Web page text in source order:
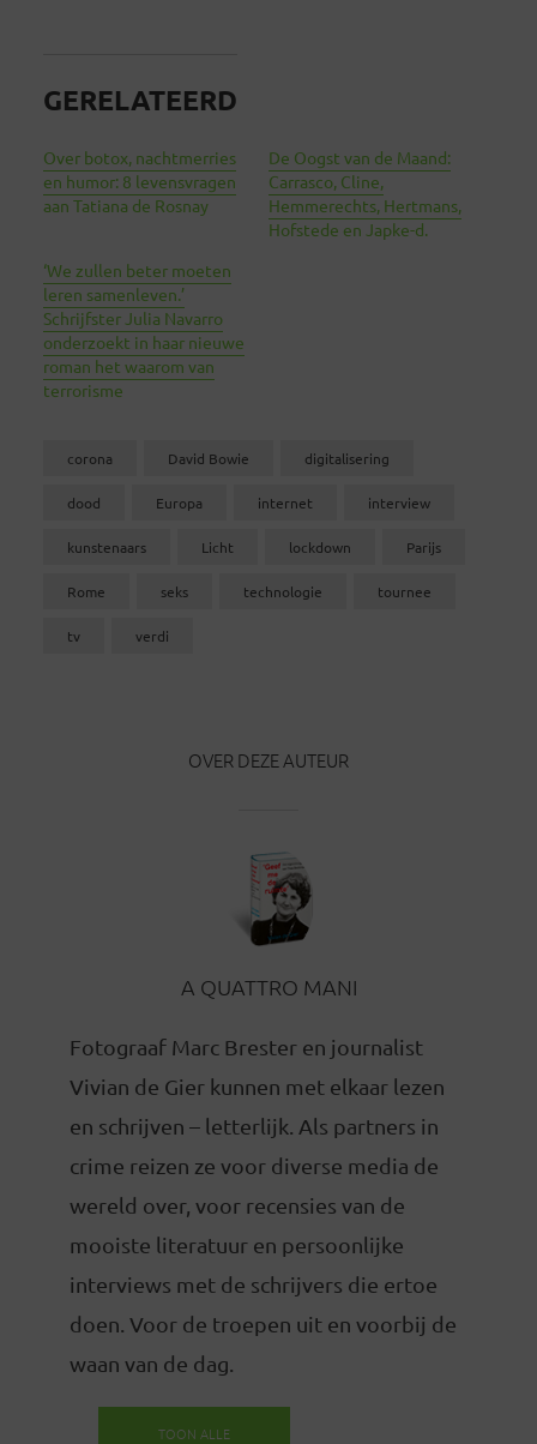
GERELATEERD
Over botox, nachtmerries
en humor: 8 levensvragen
aan Tatiana de Rosnay
De Oogst van de Maand:
Carrasco, Cline,
Hemmerechts, Hertmans,
Hofstede en Japke-d.
‘We zullen beter moeten
leren samenleven.’
Schrijfster Julia Navarro
onderzoekt in haar nieuwe
roman het waarom van
terrorisme
corona David Bowie digitalisering
dood Europa internet interview
kunstenaars Licht lockdown Parijs
Rome seks technologie tournee
tv verdi
OVER DEZE AUTEUR
A QUATTRO MANI
Fotograaf Marc Brester en journalist
Vivian de Gier kunnen met elkaar lezen
en schrijven – letterlijk. Als partners in
crime reizen ze voor diverse media de
wereld over, voor recensies van de
mooiste literatuur en persoonlijke
interviews met de schrijvers die ertoe
doen. Voor de troepen uit en voorbij de
waan van de dag.
TOON ALLE